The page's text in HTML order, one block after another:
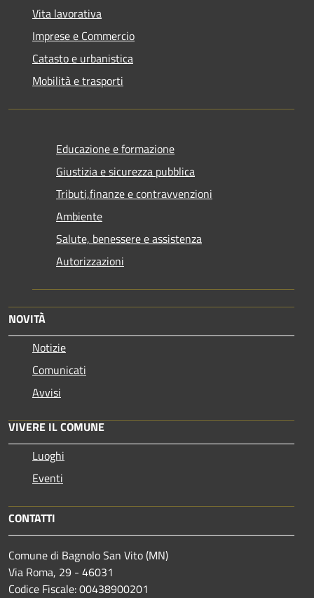
Vita lavorativa
Imprese e Commercio
Catasto e urbanistica
Mobilità e trasporti
Educazione e formazione
Giustizia e sicurezza pubblica
Tributi,finanze e contravvenzioni
Ambiente
Salute, benessere e assistenza
Autorizzazioni
NOVITÀ
Notizie
Comunicati
Avvisi
VIVERE IL COMUNE
Luoghi
Eventi
CONTATTI
Comune di Bagnolo San Vito (MN)
Via Roma, 29 - 46031
Codice Fiscale: 00438900201